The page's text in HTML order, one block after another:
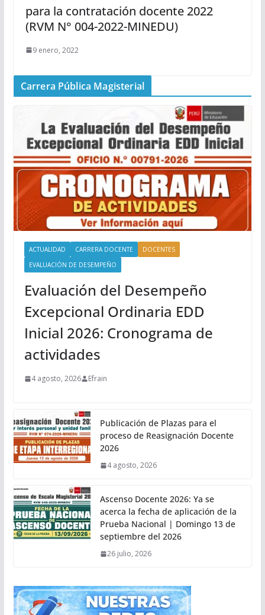
para la contratación docente 2022
(RVM N° 004-2022-MINEDU)
9 enero, 2022
Carrera Pública Magisterial
ACTUALIDAD CARRERA DOCENTE
DOCENTES
EVALUACIÓN DE DESEMPEÑO
Evaluación del Desempeño
Excepcional Ordinaria EDD
Inicial 2026: Cronograma de
actividades
4 agosto, 2026 Efrain
Publicación de Plazas para el
proceso de Reasignación Docente
2026
4 agosto, 2026
Ascenso Docente 2026: Ya se
acerca la fecha de aplicación de la
Prueba Nacional | Domingo 13 de
septiembre del 2026
26 julio, 2026